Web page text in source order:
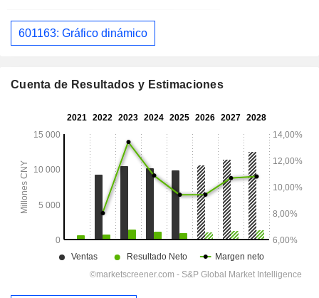
601163: Gráfico dinámico
Cuenta de Resultados y Estimaciones